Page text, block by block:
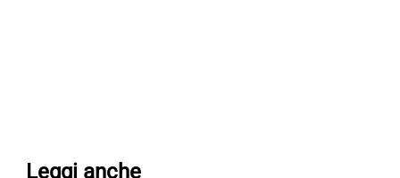
Leggi anche